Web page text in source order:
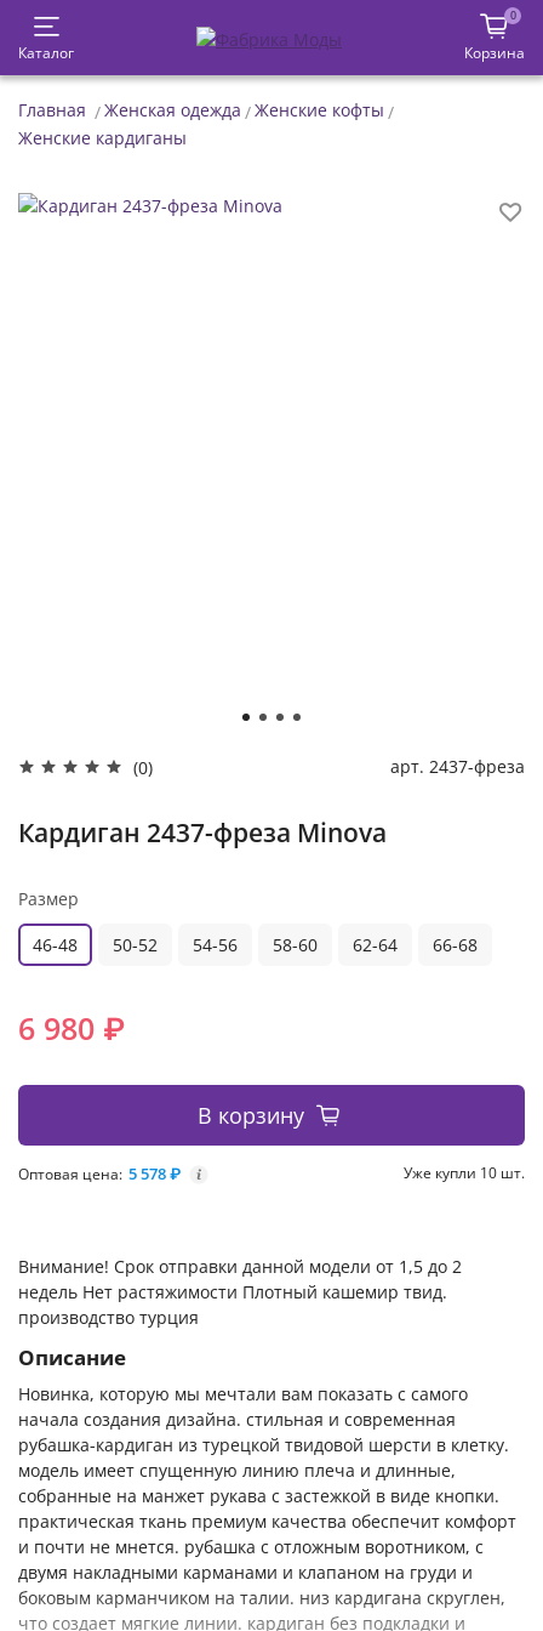
Каталог
0
Корзина
Главная Женская одежда
Женские кофты
Женские кардиганы
(0) арт. 2437-фреза
Кардиган 2437-фреза Minova
Размер
46-48
50-52 54-56 58-60 62-64 66-68
6 980 ₽
В корзину
Оптовая цена: 5 578 ₽ i Уже купли 10 шт.
Внимание! Срок отправки данной модели от 1,5 до 2
недель Нет растяжимости Плотный кашемир твид.
производство турция
Описание
Новинка, которую мы мечтали вам показать с самого
начала создания дизайна. стильная и современная
рубашка-кардиган из турецкой твидовой шерсти в клетку.
модель имеет спущенную линию плеча и длинные,
собранные на манжет рукава с застежкой в виде кнопки.
практическая ткань премиум качества обеспечит комфорт
и почти не мнется. рубашка с отложным воротником, с
двумя накладными карманами и клапаном на груди и
боковым карманчиком на талии. низ кардигана скруглен,
что создает мягкие линии. кардиган без подкладки и